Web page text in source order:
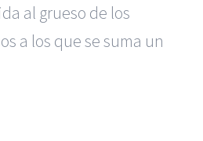
al grueso de los
a los que se suma un